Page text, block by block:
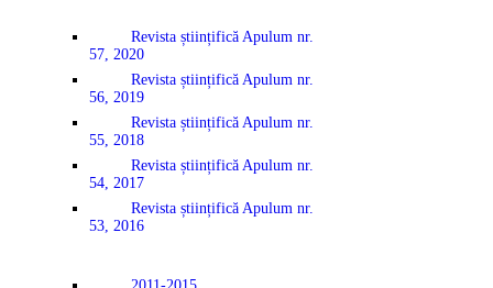
Revista științifică Apulum nr.
57, 2020
Revista științifică Apulum nr.
56, 2019
Revista științifică Apulum nr.
55, 2018
Revista științifică Apulum nr.
54, 2017
Revista științifică Apulum nr.
53, 2016